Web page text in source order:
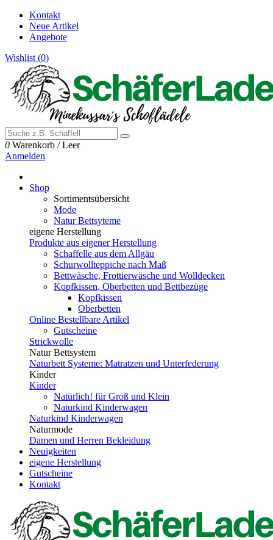
Kontakt
Neue Artikel
Angebote
Wishlist (0)
0 Warenkorb /Leer
Anmelden
Shop
Sortimentsübersicht
Mode
Natur Bettsyteme
eigene Herstellung
Produkte aus eigener Herstellung
Schaffelle aus dem Allgäu
Schurwollteppiche nach Maß
Bettwäsche, Frottierwäsche und Wolldecken
Kopfkissen, Oberbetten und Bettbezüge
Kopfkissen
Oberbetten
Online Bestellbare Artikel
Gutscheine
Strickwolle
Natur Bettsystem
Naturbett Systeme: Matratzen und Unterfederung
Kinder
Kinder
Natürlich! für Groß und Klein
Naturkind Kinderwagen
Naturkind Kinderwagen
Naturmode
Damen und Herren Bekleidung
Neuigkeiten
eigene Herstellung
Gutscheine
Kontakt